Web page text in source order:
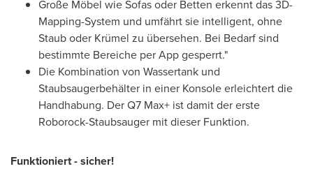
Große Möbel wie Sofas oder Betten erkennt das 3D-
Mapping-System und umfährt sie intelligent, ohne
Staub oder Krümel zu übersehen. Bei Bedarfsind
bestimmte Bereiche per App gesperrt."
Die Kombination von Wassertank und
Staubsaugerbehälter in einer Konsole erleichtert die
Handhabung. Der Q7 Max+ ist damit der erste
Roborock-Staubsauger mit dieser Funktion.
Funktioniert - sicher!